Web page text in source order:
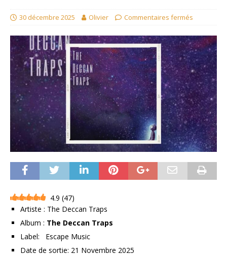
30 décembre 2025 Olivier Commentaires fermés
4.9 (47)
Artiste : The Deccan Traps
Album : The Deccan Traps
Label:
Escape Music
Date de sortie: 21 Novembre 2025